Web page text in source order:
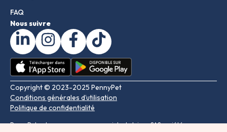
FAQ
Nous suivre
Copyright © 2023-2025 PennyPet
Conditions générales d’utilisation
Politique de confidentialité
PennyPet est une marque commerciale de Injoye SAS société